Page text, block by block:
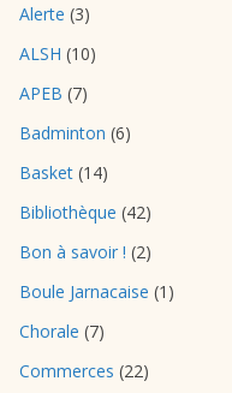
Alerte (3)
ALSH (10)
APEB (7)
Badminton (6)
Basket (14)
Bibliothèque (42)
Bon à savoir ! (2)
Boule Jarnacaise (1)
Chorale (7)
Commerces (22)